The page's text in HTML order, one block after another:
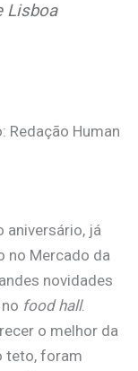
Lisboa
Redação Human
aniversário, já
no Mercado da
novidades
food hall.
o melhor da
teto, foram